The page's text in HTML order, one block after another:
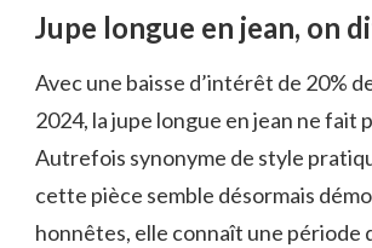
Jupe longue en jean, on
Avec une baisse d’intérêt de 20%
2024, la jupe longue en jean ne fait
Autrefois synonyme de style
cette pièce semble désormais
honnêtes, elle connaît une période